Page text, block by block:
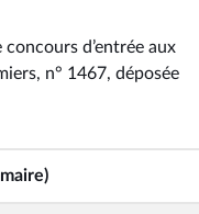
d’entrée aux
n° 1467, déposée